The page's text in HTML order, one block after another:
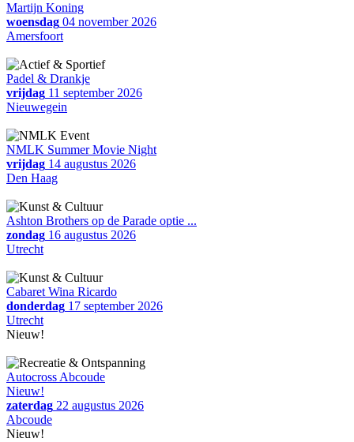
Martijn Koning
woensdag 04 november 2026
Amersfoort
Padel & Drankje
vrijdag 11 september 2026
Nieuwegein
NMLK Summer Movie Night
vrijdag 14 augustus 2026
Den Haag
Ashton Brothers op de Parade optie ...
zondag 16 augustus 2026
Utrecht
Cabaret Wina Ricardo
donderdag 17 september 2026
Utrecht
Nieuw!
Autocross Abcoude
Nieuw!
zaterdag 22 augustus 2026
Abcoude
Nieuw!